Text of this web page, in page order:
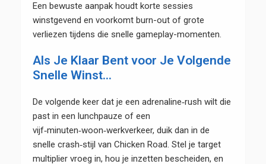
Een bewuste aanpak houdt korte sessies
winstgevend en voorkomt burn-out of grote
verliezen tijdens die snelle gameplay-momenten.
Als Je Klaar Bent voor Je Volgende
Snelle Winst…
De volgende keer dat je een adrenaline‑rush wilt die
past in een lunchpauze of een
vijf‑minuten‑woon‑werkverkeer, duik dan in de
snelle crash‑stijl van Chicken Road. Stel je target
multiplier vroeg in, hou je inzetten bescheiden, en